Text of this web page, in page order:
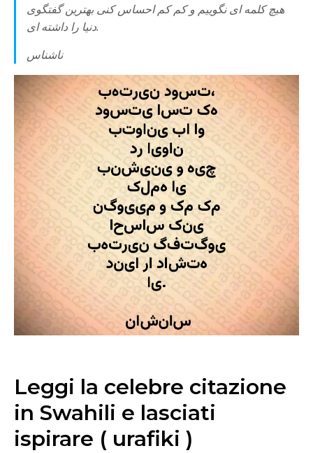
هیچ کلمه ای نگوییم و کم کم احساس کنی بهترین گفتگوی
دنیا را داشته ای.
ناشناس
Leggi la celebre citazione
in Swahili e lasciati
ispirare ( urafiki )